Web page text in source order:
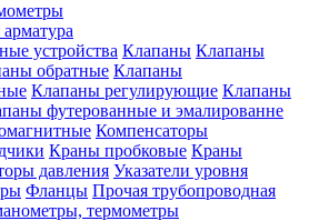
устройства Клапаны Клапаны
обратные Клапаны
Клапаны регулирующие Клапаны
футерованные и эмалированне
Компенсаторы
Краны пробковые Краны
давления Указатели уровня
Фланцы Прочая трубопроводная
термометры